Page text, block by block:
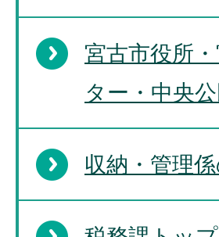
宮古市役所
ター・中央
収納・管理